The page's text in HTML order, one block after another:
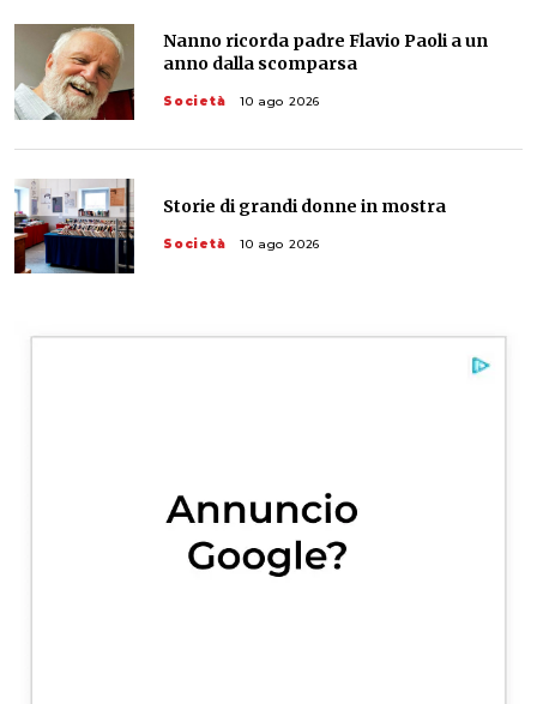
Nanno ricorda padre Flavio Paoli a un
anno dalla scomparsa
Società 10 ago 2026
Storie di grandi donne in mostra
Società 10 ago 2026